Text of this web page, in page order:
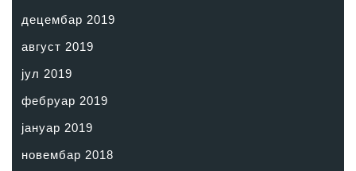
децембар 2019
август 2019
јул 2019
фебруар 2019
јануар 2019
новембар 2018